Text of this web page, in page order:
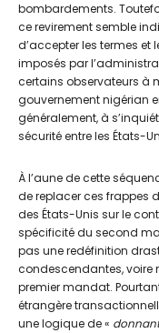
bombardements.
ce revirement semble
d’accepter les termes et
imposés par
certains observateurs à
gouvernement nigérian
généralement, à
sécurité entre les États-
À l’aune de cette
de replacer ces frappes
des États-Unis sur le
spécificité du second
pas une redéfinition
condescendantes, voire
premier mandat.
étrangère
une logique de «